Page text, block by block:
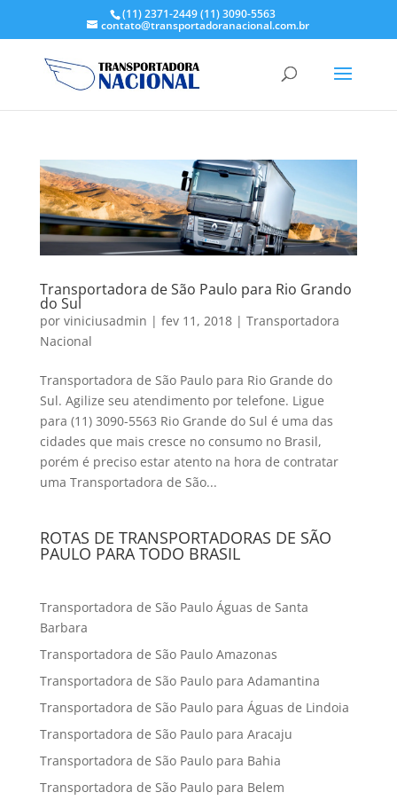
(11) 2371-2449(11) 3090-5563
contato@transportadoranacional.com.br
Transportadora de São Paulo para Rio Grando
do Sul
por viniciusadmin | fev 11, 2018| Transportadora
Nacional
Transportadora de São Paulo para Rio Grande do
Sul. Agilize seu atendimento por telefone. Ligue
para (11) 3090-5563 Rio Grande do Sul é uma das
cidades que mais cresce no consumo no Brasil,
porém é preciso estar atento na hora de contratar
uma Transportadora de São...
ROTAS DE TRANSPORTADORAS DE SÃO
PAULO PARA TODO BRASIL
Transportadora de São Paulo Águas de Santa
Barbara
Transportadora de São Paulo Amazonas
Transportadora de São Paulo para Adamantina
Transportadora de São Paulo para Águas de Lindoia
Transportadora de São Paulo para Aracaju
Transportadora de São Paulo para Bahia
Transportadora de São Paulo para Belem